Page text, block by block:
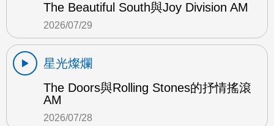
The Beautiful South與Joy Division AM
2026/07/29
星光燦爛
The Doors與Rolling Stones的抒情搖滾
AM
2026/07/28